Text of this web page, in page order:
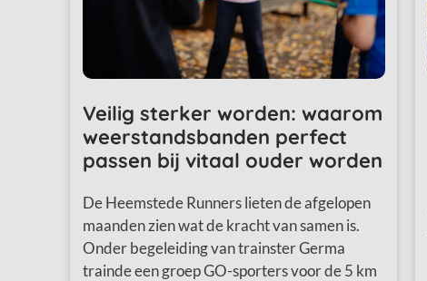
Veilig sterker worden: waarom
weerstandsbanden perfect
passen bij vitaal ouder worden
De Heemstede Runners lieten de afgelopen
maanden zien wat de kracht van samen is.
Onder begeleiding van trainster Germa
trainde een groep GO-sporters voor de 5 km